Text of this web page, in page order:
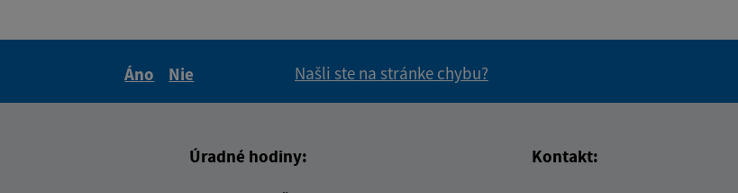
Áno
Nie
Našli ste na stránke chybu?
Úradné hodiny: Kontakt: